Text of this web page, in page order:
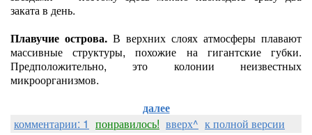
заката в день.
Плавучие острова. В верхних слоях атмосферы плавают
массивные структуры, похожие на гигантские губки.
Предположительно, это колонии неизвестных
микроорганизмов.
далее
комментарии: 1 понравилось! вверх^ к полной версии